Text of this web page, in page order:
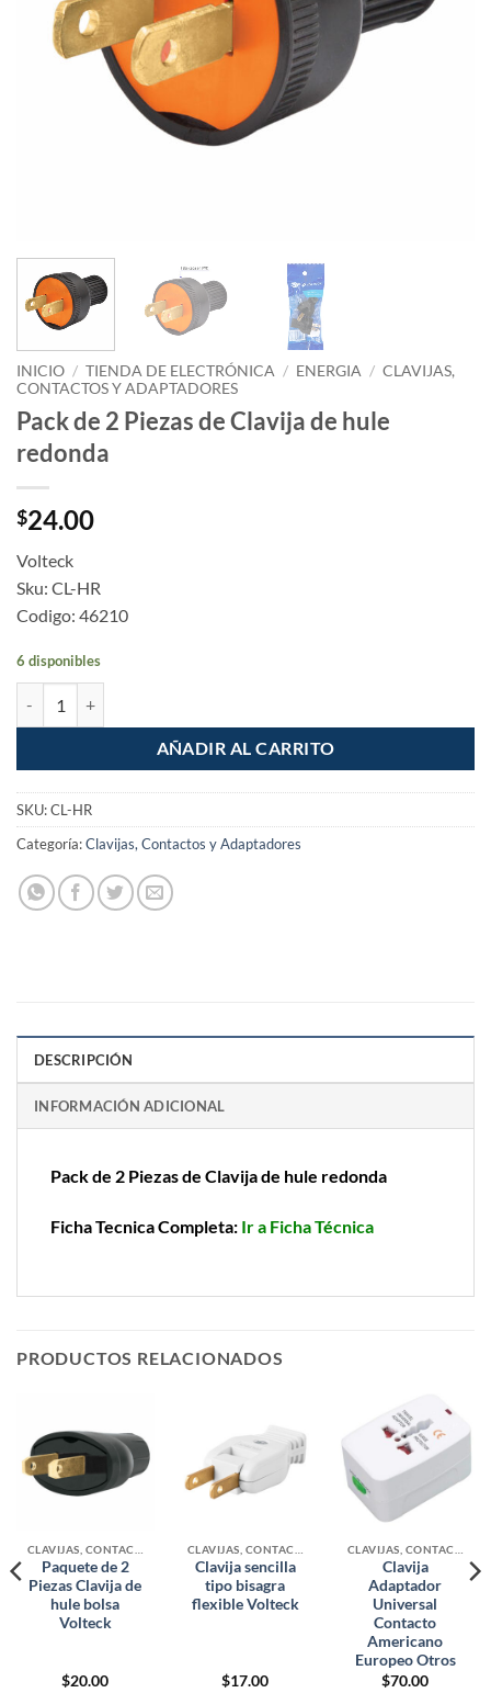
INICIO / TIENDA DE ELECTRÓNICA / ENERGIA / CLAVIJAS,
CONTACTOS Y ADAPTADORES
Pack de 2 Piezas de Clavija de hule
redonda
$24.00
Volteck
Sku: CL-HR
Codigo: 46210
6 disponibles
AÑADIR AL CARRITO
SKU:CL-HR
Categoría:Clavijas, Contactos y Adaptadores
DESCRIPCIÓN
INFORMACIÓN ADICIONAL
Pack de 2 Piezas de Clavija de hule redonda
Ficha Tecnica Completa: Ir a Ficha Técnica
PRODUCTOS RELACIONADOS
Paquete de 2
Piezas Clavija de
hule bolsa
Volteck
$20.00
Clavija sencilla
tipo bisagra
flexible Volteck
$17.00
Clavija
Adaptador
Universal
Contacto
Americano
Europeo Otros
$70.00